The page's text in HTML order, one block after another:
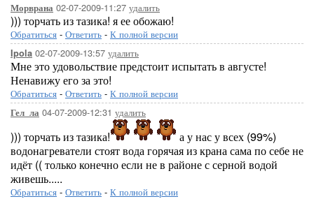
Морврана 02-07-2009-11:27 удалить
))) торчать из тазика! я ее обожаю!
Обратиться - Ответить - К полной версии
Ipola 02-07-2009-13:57 удалить
Мне это удовольствие предстоит испытать в августе!
Ненавижу его за это!
Обратиться - Ответить - К полной версии
Гел_ла 04-07-2009-12:31 удалить
))) торчать из тазика!
а у нас у всех (99%)
водонагреватели стоят вода горячая из крана сама по себе не
идёт (( только конечно если не в районе с серной водой
живешь.....
Обратиться - Ответить - К полной версии